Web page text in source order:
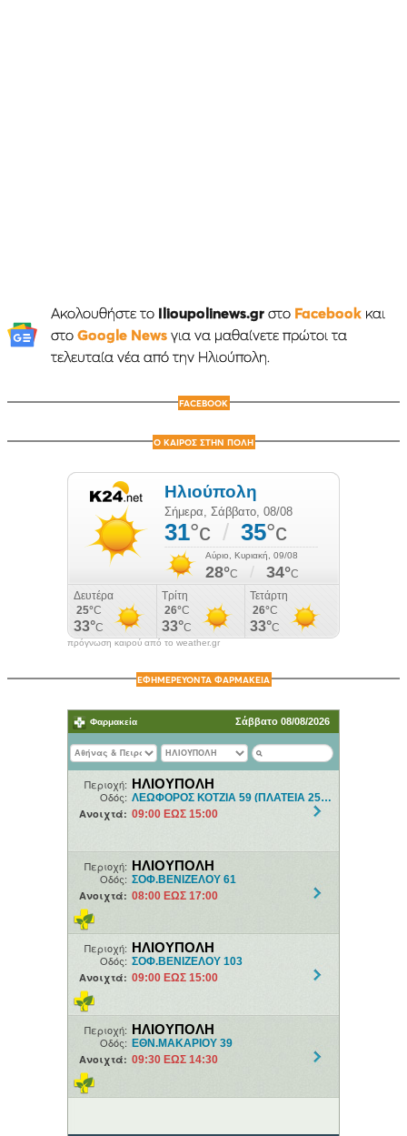
Ακολουθήστε το Ilioupolinews.grστο Facebookκαι
στο Google Newsγια να μαθαίνετε πρώτοι τα
τελευταία νέα από την Ηλιούπολη.
FACEBOOK
Ο ΚΑΙΡΟΣ ΣΤΗΝ ΠΟΛΗ
πρόγνωση καιρού από το weather.gr
ΕΦΗΜΕΡΕΥΟΝΤΑ ΦΑΡΜΑΚΕΙΑ